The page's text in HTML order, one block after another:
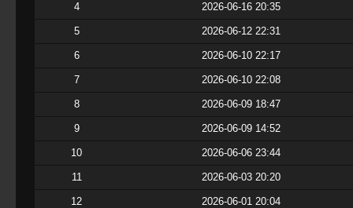
4 2026-06-16 20:35
5 2026-06-12 22:31
6 2026-06-10 22:17
7 2026-06-10 22:08
8 2026-06-09 18:47
9 2026-06-09 14:52
10 2026-06-06 23:44
11 2026-06-03 20:20
12 2026-06-01 20:04